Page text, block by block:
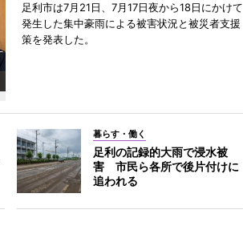
足利市は7月21日、7月17日夜から18日にかけて
発生した集中豪雨による被害状況と被災者支援
策を発表した。
暮らす・働く
足利の記録的大雨で浸水被
害 市民ら各所で後片付けに
追われる